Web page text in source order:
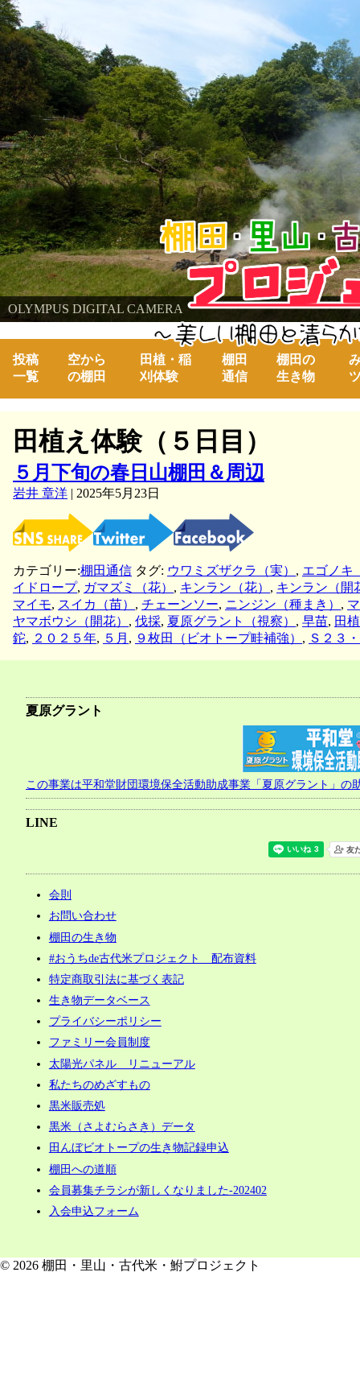
OLYMPUS DIGITAL CAMERA
～美しい棚田の自然と古代米～
棚田・里山・古代米・鮒プロジェクト
投稿
一覧
空から
の棚田
田植・稲
刈体験
棚田
通信
棚田の
生き物
田植え体験（５日目）
５月下旬の春日山棚田＆周辺
岩井 章洋 | 2025年5月23日
カテゴリー:棚田通信 タグ: ウワミズザクラ（実） , エゴノキ
イドロープ, ガマズミ（花） , キンラン（花） , キンラン（開
マイモ, スイカ（苗） , チェーンソー, ニンジン（種まき） ,
ヤマボウシ（開花） , 伐採, 夏原グラント（視察） , 早苗, 田
鉈, ２０２５年, ５月 , ９枚田（ビオトープ畦補強） , Ｓ２３
夏原グラント
この事業は平和堂財団環境保全活動助成事業「夏原グラント」の
LINE
会則
お問い合わせ
棚田の生き物
#おうちde古代米プロジェクト 配布資料
特定商取引法に基づく表記
生き物データベース
プライバシーポリシー
ファミリー会員制度
太陽光パネル リニューアル
私たちのめざすもの
黒米販売処
黒米（さよむらさき）データ
田んぼビオトープの生き物記録申込
棚田への道順
会員募集チラシが新しくなりました-202402
入会申込フォーム
© 2026 棚田・里山・古代米・鮒プロジェクト